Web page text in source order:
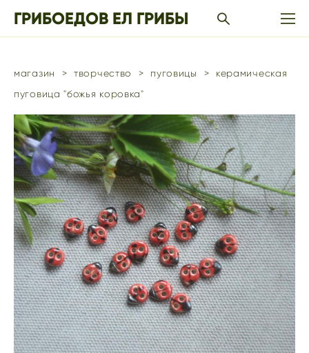
ГРИБОЕДОВ ЕЛ ГРИБЫ
магазин > творчество > пуговицы >
керамическая
пуговица "божья коровка"